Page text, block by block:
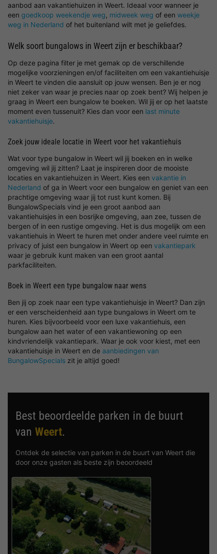
aanbod aan vakantiehuizen in Weert. Ideaal voor wanneer je
een goedkoop weekendje weg, midweek weg of een weekje
weg in Nederland of het buitenland wilt met je geliefdes.
Welk soort bungalows in Weert zijn er beschikbaar?
Op deze pagina filter je met gemak op de verschillende
mogelijke voorzieningen en/of faciliteiten om een vakantiehuisje
in Weert te vinden die aansluit op jouw wensen. Ben je er nog
niet zeker van waar je precies naar op zoek bent? Wij helpen je
graag in Weert een bungalow te boeken. Wil jij er op het laatste
moment even tussenuit? Kies dan voor een last minute
vakantiehuisje.
Zoek jouw ideale locatie in Weert voor het vakantiehuis
Wat voor type bungalow in Weert wil jij boeken en in welke
omgeving wil jij zitten? Laat je inspireren door de mooiste
locaties en vakantiehuizen in Weert. Kies een vakantie in
Nederland of ga in Weert voor een bungalow en geniet van een
prachtige omgeving waar jij tot rust kunt komen. Bij
BungalowSpecials vind je een groot aanbod aan
vakantiehuisjes in een bosrijke omgeving, aan zee, tussen de
bergen of in een rustige omgeving. Het is dus mogelijk om een
vakantiehuis in Weert te huren met onder andere veel ruimte en
privacy of juist een bungalow in Weert op een vakantiepark
waar je gebruik kunt maken van een groot aantal
parkfaciliteiten.
Boek in Weert een type bungalow naar wens
Ben jij op zoek naar een type vakantiehuisje in Weert? Dan zijn
er een verscheidenheid aan type bungalows in Weert om te
huren. Kies bijvoorbeeld voor een luxe vakantiehuis, een
bungalow aan het water of een vakantiewoning op een
kindvriendelijk vakantiepark. Waar je ook voor kiest, met een
vakantiehuisje in Weert en de aanbiedingen van
BungalowSpecials zit je altijd goed!
Best beoordeelde parken in de buurt
van Weert.
Ontdek de selectie van parken in de buurt van Weert die
door onze gasten als beste zijn beoordeeld